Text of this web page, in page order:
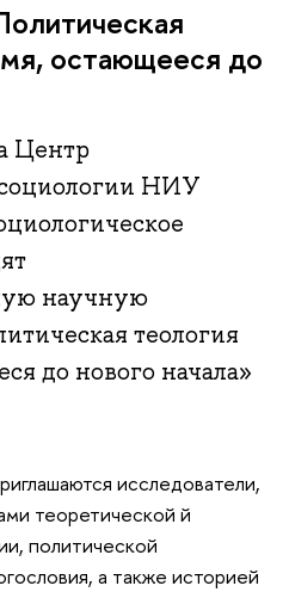
остающееся до
Центр
НИУ
научную
теология
до нового начала»
исследователи,
теоретической й
политической
а также историей